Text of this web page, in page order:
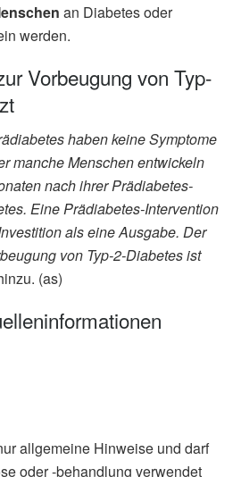
an Diabetes oder
werden.
Vorbeugung von Typ-
haben keine Symptome
manche Menschen entwickeln
nach ihrer Prädiabetes-
Eine Prädiabetes-Intervention
als eine Ausgabe. Der
von Typ-2-Diabetes ist
(as)
allgemeine Hinweise und darf
oder -behandlung verwendet